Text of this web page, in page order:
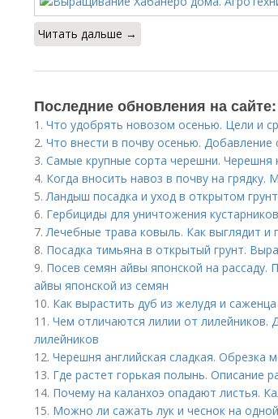
Читать дальше →
Последние обновления на сайте:
1. Что удобрять новозом осенью. Цели и
2. Что внести в почву осенью. Добавление
3. Самые крупные сорта черешни. Черешня
4. Когда вносить навоз в почву на
5.Ландыш посадка и уход в открытом
6. Гербициды для уничтожения
7.Лечебные трава ковыль. Как выглядит и
8. Посадка тимьяна в открытый грунт.
9. Посев семян айвы японской на
айвы японской из семян
10. Как вырастить дуб из желудя и
11. Чем отличаются лилии от лилейников.
лилейников
12. Черешня английская сладкая. Обрезка
13. Где растет горькая полынь. Описание
14. Почему на каланхоэ опадают листья.
15. Можно ли сажать лук и чеснок на